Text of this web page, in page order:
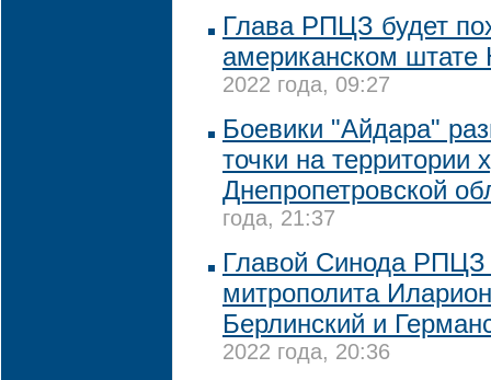
Глава РПЦЗ будет
американском
2022 года, 09:27
Боевики "Айдара"
точки на территории
Днепропетровской
года, 21:37
Главой Синода РПЦЗ
митрополита
Берлинский и
2022 года, 20:36